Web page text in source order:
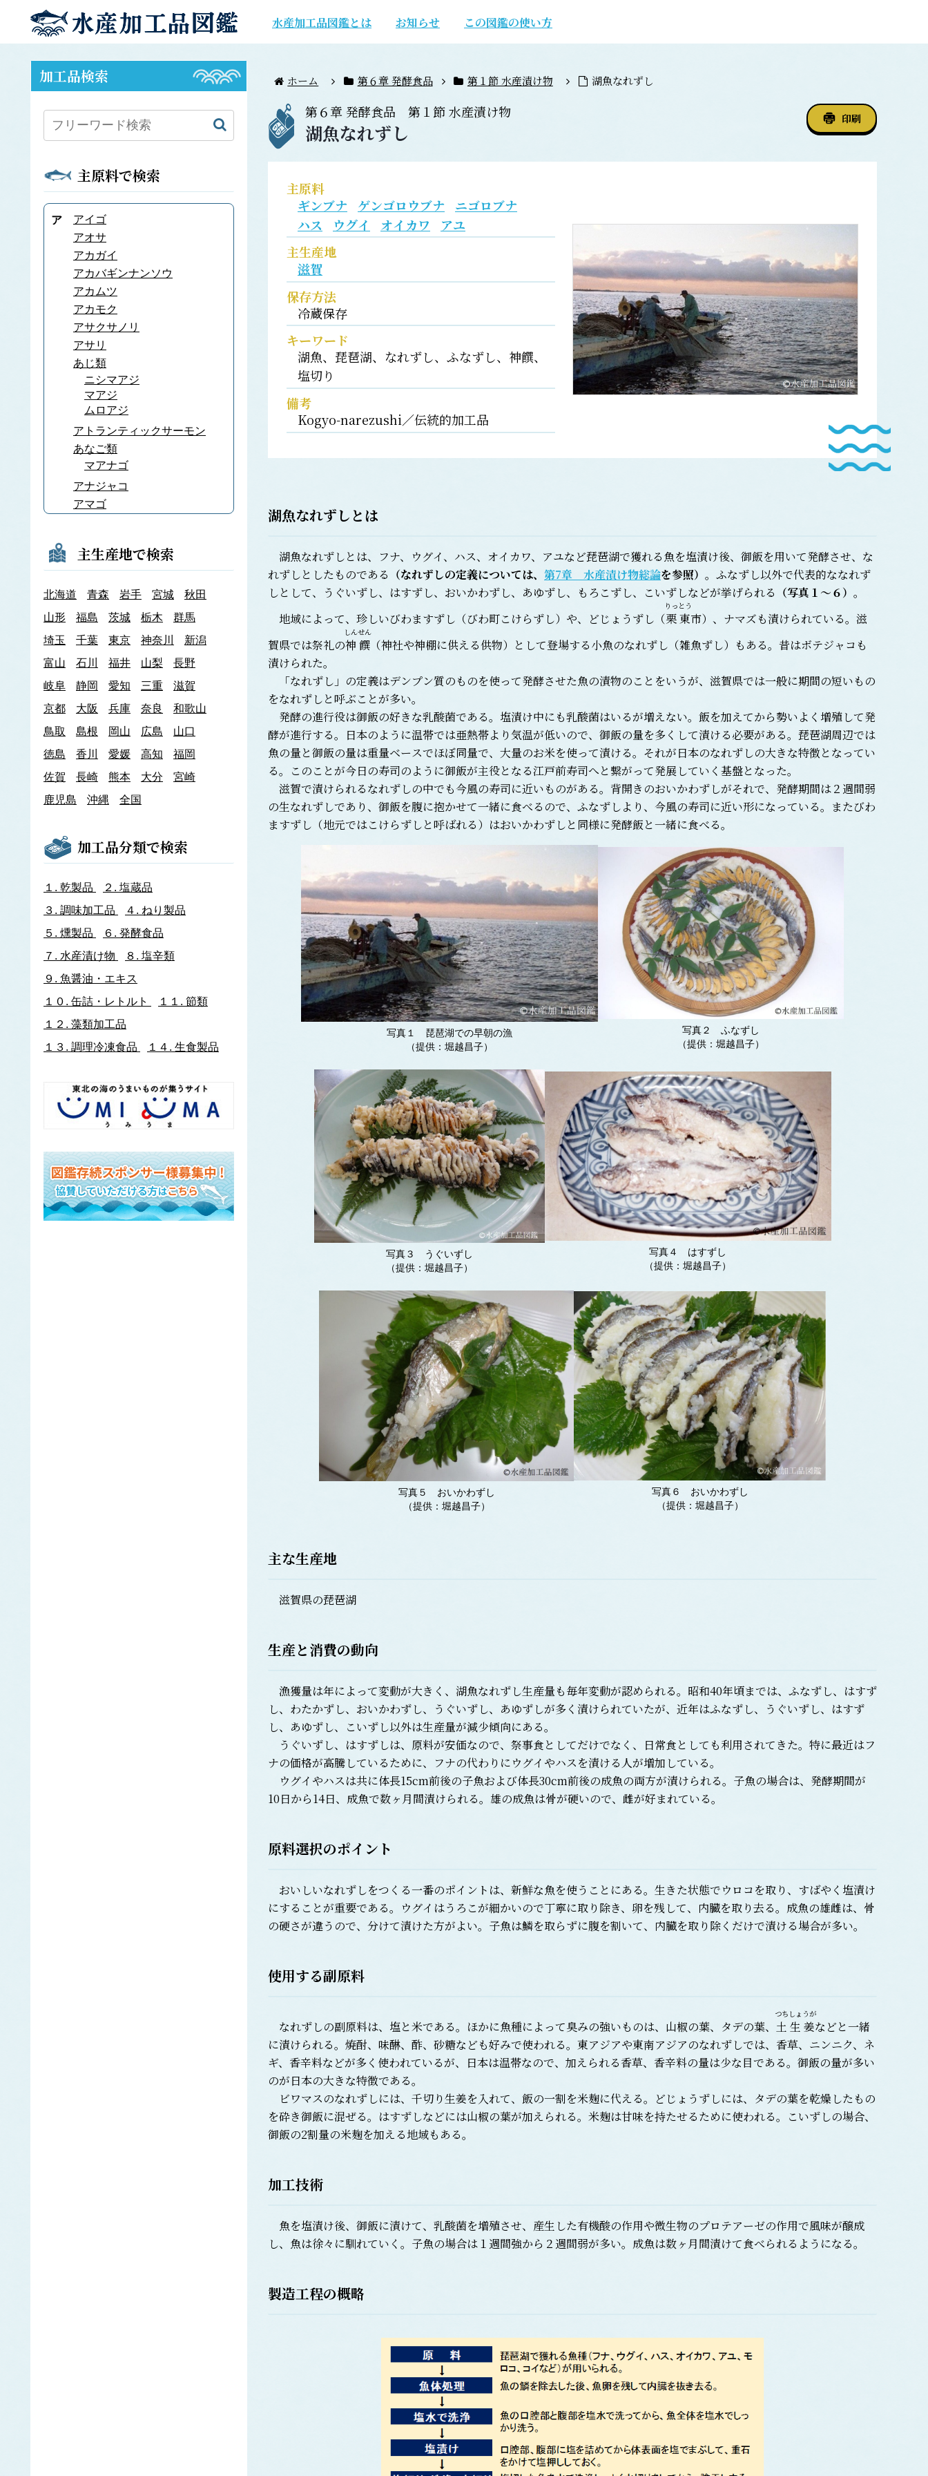
水産加工品図鑑とは お知らせ この図鑑の使い方
ホーム 第６章 発酵食品 第１節 水産漬け物 湖魚なれずし
第６章 発酵食品 第１節水産漬け物
湖魚なれずし
印刷
主原料
ギンブナ
ゲンゴロウブナ
ニゴロブナ
ハス
ウグイ オイカワ
アユ
主生産地
滋賀
保存方法
冷蔵保存
キーワード
湖魚、琵琶湖、なれずし、ふなずし、神饌、
塩切り
備考
Kogyo-narezushi／伝統的加工品
湖魚なれずしとは
湖魚なれずしとは、フナ、ウグイ、ハス、オイカワ、アユなど琵琶湖で獲れる魚を塩漬け後、御飯を用いて発酵させ、な
れずしとしたものである （なれずしの定義については、 第7章 水産漬け物総論を参照） 。ふなずし以外で代表的ななれず
しとして、うぐいずし、はすずし、おいかわずし、あゆずし、もろこずし、こいずしなどが挙げられる （写真１～６） 。
地域によって、珍しいびわますずし（びわ町こけらずし）や、どじょうずし（栗東
りっとう
市）、ナマズも漬けられている。滋
賀県では祭礼の神饌
しんせん
（神社や神棚に供える供物）として登場する小魚のなれずし（雑魚ずし）もある。昔はボテジャコも
漬けられた。
「なれずし」の定義はデンプン質のものを使って発酵させた魚の漬物のことをいうが、滋賀県では一般に期間の短いもの
をなれずしと呼ぶことが多い。
発酵の進行役は御飯の好きな乳酸菌である。塩漬け中にも乳酸菌はいるが増えない。飯を加えてから勢いよく増殖して発
酵が進行する。日本のように温帯では亜熱帯より気温が低いので、御飯の量を多くして漬ける必要がある。琵琶湖周辺では
魚の量と御飯の量は重量ベースでほぼ同量で、大量のお米を使って漬ける。それが日本のなれずしの大きな特徴となってい
る。このことが今日の寿司のように御飯が主役となる江戸前寿司へと繋がって発展していく基盤となった。
滋賀で漬けられるなれずしの中でも今風の寿司に近いものがある。背開きのおいかわずしがそれで、発酵期間は２週間弱
の生なれずしであり、御飯を腹に抱かせて一緒に食べるので、ふなずしより、今風の寿司に近い形になっている。またびわ
ますずし（地元ではこけらずしと呼ばれる）はおいかわずしと同様に発酵飯と一緒に食べる。
写真１ 琵琶湖での早朝の漁
（提供：堀越昌子）
写真２ ふなずし
（提供：堀越昌子）
写真３ うぐいずし
（提供：堀越昌子）
写真４ はすずし
（提供：堀越昌子）
写真５ おいかわずし
（提供：堀越昌子）
写真６ おいかわずし
（提供：堀越昌子）
主な生産地
滋賀県の琵琶湖
生産と消費の動向
漁獲量は年によって変動が大きく、湖魚なれずし生産量も毎年変動が認められる。昭和40年頃までは、ふなずし、はすず
し、わたかずし、おいかわずし、うぐいずし、あゆずしが多く漬けられていたが、近年はふなずし、うぐいずし、はすず
し、あゆずし、こいずし以外は生産量が減少傾向にある。
うぐいずし、はすずしは、原料が安価なので、祭事食としてだけでなく、日常食としても利用されてきた。特に最近はフ
ナの価格が高騰しているために、フナの代わりにウグイやハスを漬ける人が増加している。
ウグイやハスは共に体長15cm前後の子魚および体長30cm前後の成魚の両方が漬けられる。子魚の場合は、発酵期間が
10日から14日、成魚で数ヶ月間漬けられる。雄の成魚は骨が硬いので、雌が好まれている。
原料選択のポイント
おいしいなれずしをつくる一番のポイントは、新鮮な魚を使うことにある。生きた状態でウロコを取り、すばやく塩漬け
にすることが重要である。ウグイはうろこが細かいので丁寧に取り除き、卵を残して、内臓を取り去る。成魚の雄雌は、骨
の硬さが違うので、分けて漬けた方がよい。子魚は鱗を取らずに腹を割いて、内臓を取り除くだけで漬ける場合が多い。
使用する副原料
なれずしの副原料は、塩と米である。ほかに魚種によって臭みの強いものは、山椒の葉、タデの葉、 土生姜
つちしょうが
などと一緒
に漬けられる。焼酎、味醂、酢、砂糖なども好みで使われる。東アジアや東南アジアのなれずしでは、香草、ニンニク、ネ
ギ、香辛料などが多く使われているが、日本は温帯なので、加えられる香草、香辛料の量は少な目である。御飯の量が多い
のが日本の大きな特徴である。
ビワマスのなれずしには、千切り生姜を入れて、飯の一割を米麹に代える。どじょうずしには、タデの葉を乾燥したもの
を砕き御飯に混ぜる。はすずしなどには山椒の葉が加えられる。米麹は甘味を持たせるために使われる。こいずしの場合、
御飯の2割量の米麹を加える地域もある。
加工技術
魚を塩漬け後、御飯に漬けて、乳酸菌を増殖させ、産生した有機酸の作用や微生物のプロテアーゼの作用で風味が醸成
し、魚は徐々に馴れていく。子魚の場合は１週間強から２週間弱が多い。成魚は数ヶ月間漬けて食べられるようになる。
製造工程の概略
加工品検索
主原料で検索
ア
アイゴ
アオサ
アカガイ
アカバギンナンソウ
アカムツ
アカモク
アサクサノリ
アサリ
あじ類
ニシマアジ
マアジ
ムロアジ
アトランティックサーモン
あなご類
マアナゴ
アナジャコ
アマゴ
あみ類
アキアミ
アユ
アラメ
エゾアワビ
クロアワビ
マダカアワビ
メガイアワビ
イ
イカナゴ
いか類
アオリイカ
アメリカオオアカイカ
アルゼンチンイレックス
アルゼンチンマツイカ
スルメイカ
ニュージーランドスルメイカ
ヤリイカ
イサザ
イトヨリダイ
いわし類
ウルメイワシ
マイワシ
イワナ
ウ
ウキゴリ
ウップルイノリ
うなぎ類
うに類
エゾバフンウニ
キタムラサキウニ
バフンウニ
ムラサキウニ
ウミタケ
主生産地で検索
北海道 青森 岩手 宮城
秋田
山形
福島 茨城 栃木
群馬
埼玉
千葉 東京 神奈川
新潟
富山
石川 福井 山梨
長野
岐阜
静岡 愛知 三重
滋賀
京都
大阪 兵庫 奈良
和歌山
鳥取
島根 岡山 広島
山口
徳島
香川 愛媛 高知
福岡
佐賀
長崎 熊本 大分
宮崎
鹿児島
沖縄 全国
加工品分類で検索
１. 乾製品 ２. 塩蔵品
３. 調味加工品 ４. ねり製品
５. 燻製品 ６. 発酵食品
７. 水産漬け物 ８. 塩辛類
９. 魚醤油・エキス
１０. 缶詰・レトルト １１. 節類
１２. 藻類加工品
１３. 調理冷凍食品 １４. 生食製品